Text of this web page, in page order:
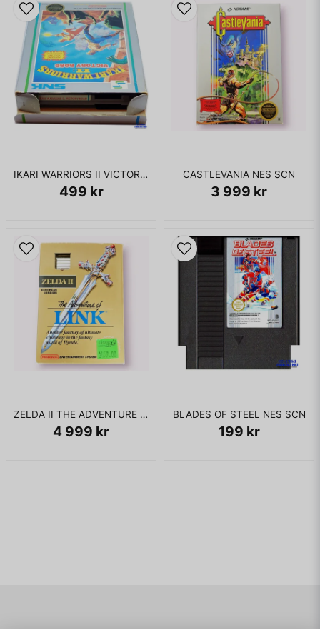
IKARI WARRIORS II VICTORY ROAD NES REV-A
499 kr
CASTLEVANIA NES SCN
3 999 kr
ZELDA II THE ADVENTURE OF LINK BIGBOX NES SCN
4 999 kr
BLADES OF STEEL NES SCN
199 kr